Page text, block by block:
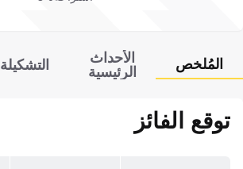
المُلخص
الأحداث
الرئيسية
التشكيلة
توقع الفائز